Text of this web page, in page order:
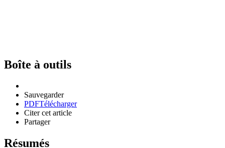
Boîte à outils
Sauvegarder
PDFTélécharger
Citer cet article
Partager
Résumés